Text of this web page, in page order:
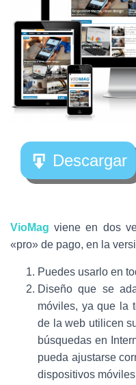
Descargar
VioMag viene en dos
«pro» de pago, en la
Puedes usarlo en
Diseño que se
móviles, ya que la
de la web utilicen
búsquedas en
pueda ajustarse
dispositivos móviles